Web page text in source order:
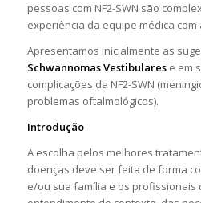
pessoas com NF2-SWN são
experiência da equipe médica com
Apresentamos inicialmente as
Schwannomas Vestibularese em
complicações da NF2-SWN
problemas oftalmológicos).
Introdução
A escolha pelos melhores
doenças deve ser feita de forma
e/ou sua família e os profissionais